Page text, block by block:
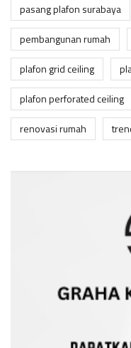
pasang plafon surabaya
pembangunan rumah
plafon grid ceiling
plafon perforated ceiling
renovasi rumah